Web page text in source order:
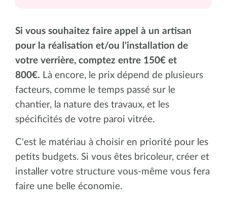
Si vous souhaitez faire appel à un artisan
pour la réalisation et/ou l'installation de
votre verrière, comptez entre 150€ et
800€. Là encore, le prix dépend de plusieurs
facteurs, comme le temps passé sur le
chantier, la nature des travaux, et les
spécificités de votre paroi vitrée.
C'est le matériau à choisir en priorité pour les
petits budgets. Si vous êtes bricoleur, créer et
installer votre structure vous-même vous fera
faire une belle économie.